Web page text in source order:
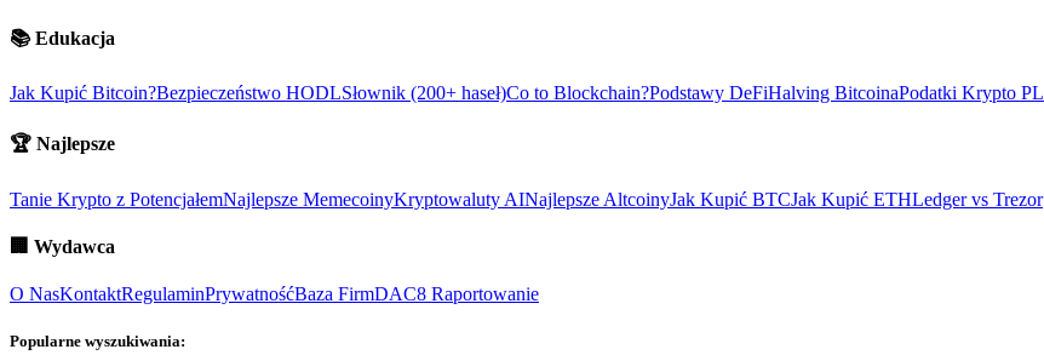
📚 Edukacja
Jak Kupić Bitcoin?Bezpieczeństwo HODLSłownik (200+ haseł)Co to Blockchain?Podstawy DeFiHalving BitcoinaPodatki Krypto PL
🏆 Najlepsze
Tanie Krypto z PotencjałemNajlepsze MemecoinyKryptowaluty AINajlepsze AltcoinyJak Kupić BTCJak Kupić ETHLedger vs Trezor
🏢 Wydawca
O NasKontaktRegulaminPrywatnośćBaza FirmDAC8 Raportowanie
Popularne wyszukiwania: